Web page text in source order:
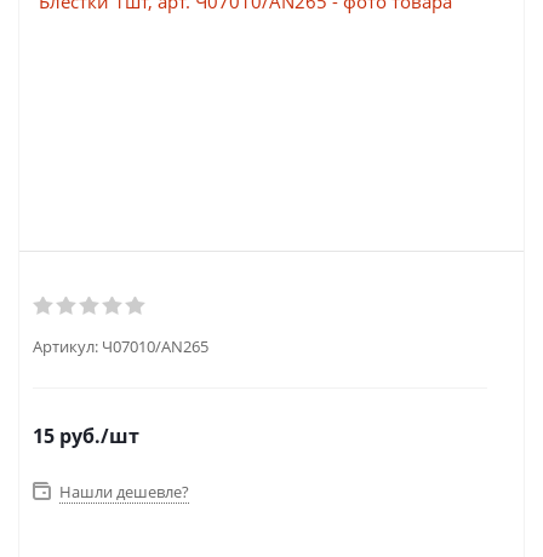
Артикул: Ч07010/AN265
15 руб./шт
Нашли дешевле?